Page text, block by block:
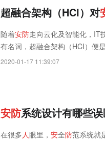
超融合架构（HCI）对
随着安防走向云化及智能化，IT
有名词，超融合架构（HCI）便
2020-01-17 11:39:07
安防系统设计有哪些误
在很多人眼里， 安全防范系统就